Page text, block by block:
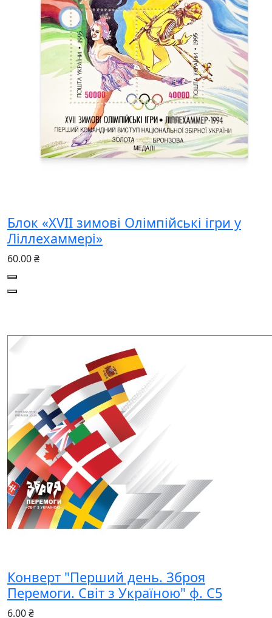
Блок «XVII зимові Олімпійські ігри у
Ліллехаммері»
60.00 ₴
Конверт "Перший день. Зброя
Перемоги. Світ з Україною" ф. С5
6.00 ₴